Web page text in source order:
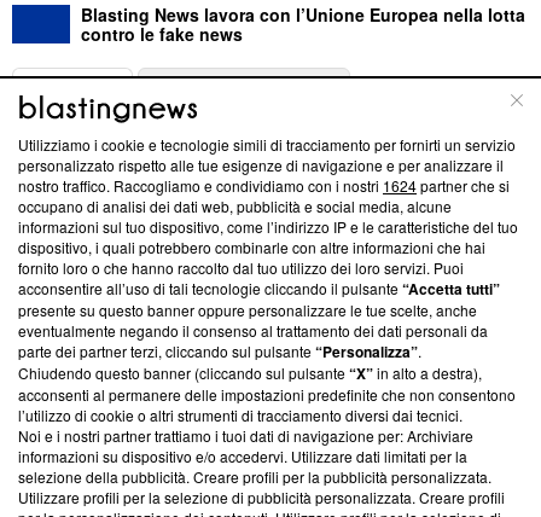
Blasting News lavora con l’Unione Europea nella lotta
contro le fake news
ABOUT
Questa sezione offre informazioni trasparenti su Blasting
News, sui nostri processi editoriali e su come ci impegniamo a
creare news di qualità. Inoltre, afferma la nostra aderenza a
‘Trust Project - News with Integrity’Blasting News non è
ancora membro del programma, ma ha richiesto di farne
parte; Trust Project non ha ancora effettuato una verifica di
conformità agli standard.
Su di noi
Team editoriale
Corporate
Redazione
Utilizziamo i cookie e tecnologie simili di tracciamento per fornirti un servizio
personalizzato rispetto alle tue esigenze di navigazione e per analizzare il
nostro traffico. Raccogliamo e condividiamo con i nostri 1624partner che si
occupano di analisi dei dati web, pubblicità e social media, alcune
informazioni sul tuo dispositivo, come l’indirizzo IP e le caratteristiche del tuo
dispositivo, i quali potrebbero combinarle con altre informazioni che hai
fornito loro o che hanno raccolto dal tuo utilizzo dei loro servizi. Puoi
acconsentire all’uso di tali tecnologie cliccando il pulsante“Accetta tutti”
presente su questo banner oppure personalizzare le tue scelte, anche
eventualmente negando il consenso al trattamento dei dati personali da
parte dei partner terzi, cliccando sul pulsante“Personalizza”.
Chiudendo questo banner (cliccando sul pulsante“X”in alto a destra),
acconsenti al permanere delle impostazioni predefinite che non consentono
l’utilizzo di cookie o altri strumenti di tracciamento diversi dai tecnici.
Noi e i nostri partner trattiamo i tuoi dati di navigazione per: Archiviare
informazioni su dispositivo e/o accedervi. Utilizzare dati limitati per la
selezione della pubblicità. Creare profili per la pubblicità personalizzata.
Utilizzare profili per la selezione di pubblicità personalizzata. Creare profili